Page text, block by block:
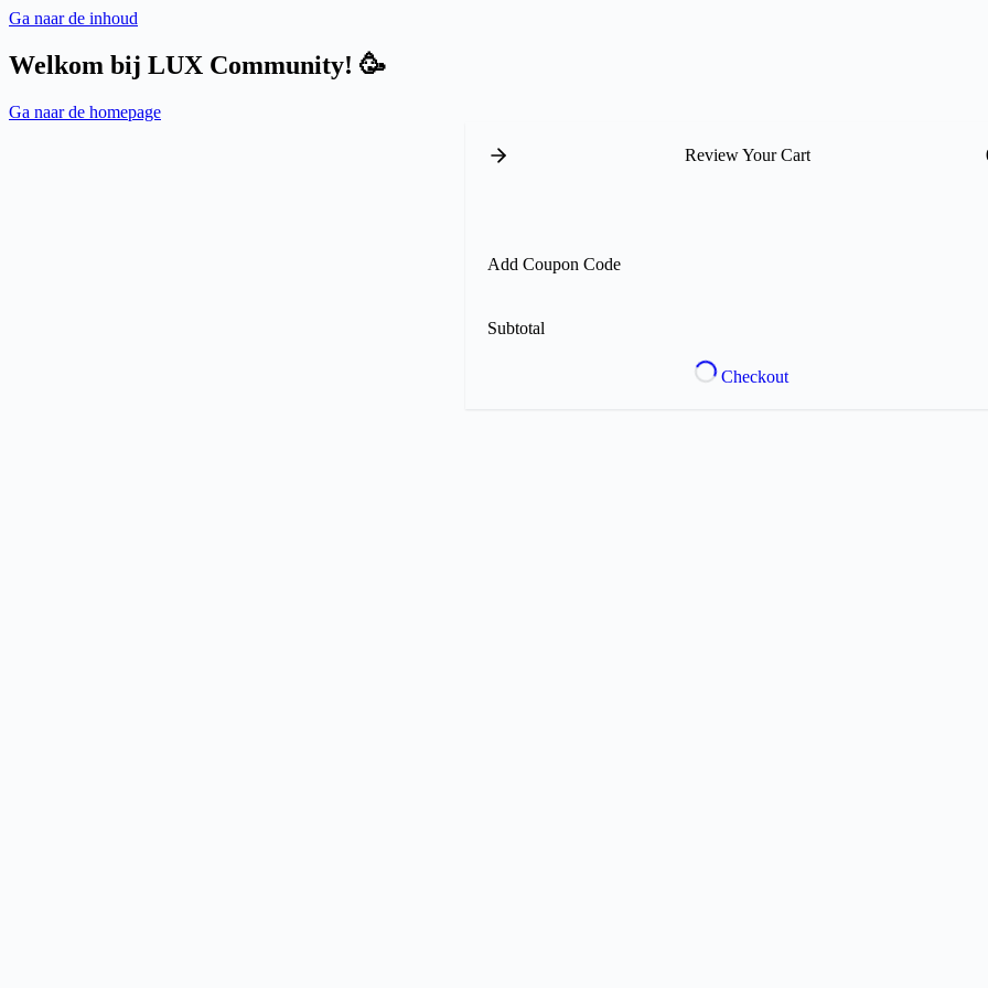
Ga naar de inhoud
Welkom bij LUX Community! 🥳
Ga naar de homepage
Review Your Cart
Add Coupon Code
Subtotal
Checkout